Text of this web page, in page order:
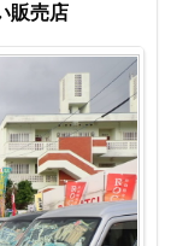
販売店